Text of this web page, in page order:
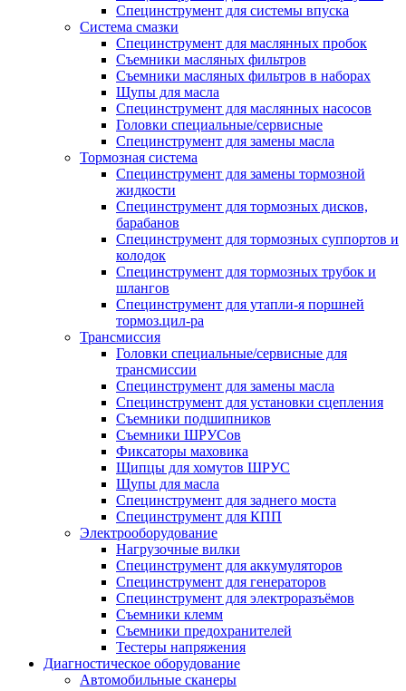
Специнструмент для системы впуска
Система смазки
Специнструмент для маслянных пробок
Съемники масляных фильтров
Съемники масляных фильтров в наборах
Щупы для масла
Специнструмент для маслянных насосов
Головки специальные/сервисные
Специнструмент для замены масла
Тормозная система
Специнструмент для замены тормозной
жидкости
Специнструмент для тормозных дисков,
барабанов
Специнструмент для тормозных суппортов и
колодок
Специнструмент для тормозных трубок и
шлангов
Специнструмент для утапли-я поршней
тормоз.цил-ра
Трансмиссия
Головки специальные/сервисные для
трансмиссии
Специнструмент для замены масла
Специнструмент для установки сцепления
Съемники подшипников
Съемники ШРУСов
Фиксаторы маховика
Щипцы для хомутов ШРУС
Щупы для масла
Специнструмент для заднего моста
Специнструмент для КПП
Электрооборудование
Нагрузочные вилки
Специнструмент для аккумуляторов
Специнструмент для генераторов
Специнструмент для электроразъёмов
Съемники клемм
Съемники предохранителей
Тестеры напряжения
Диагностическое оборудование
Автомобильные сканеры